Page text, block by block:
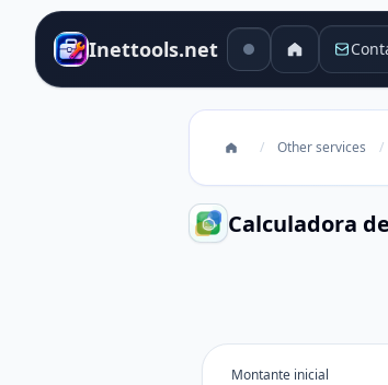
Inettools.net
/ Other services /
Calculadora
Montante inicial